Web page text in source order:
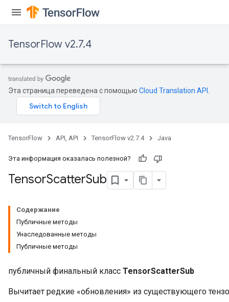
TensorFlow v2.7.4
Эта страница переведена с помощью Cloud Translation API
TensorFlow API, API TensorFlow v2.7.4 Java
Эта информация оказалась полезной?
TensorScatterSub
Содержание
Публичные методы
Унаследованные методы
Публичные методы
публичный финальный класс TensorScatterSub
Вычитает редкие «обновления» из существующего